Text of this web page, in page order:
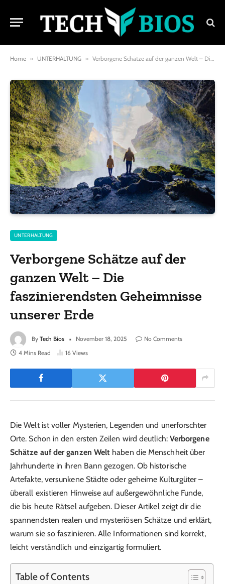
Home » UNTERHALTUNG » Verborgene Schätze auf der ganzen Welt – Die faszinierendsten Geheimnisse unserer Erde
UNTERHALTUNG
Verborgene Schätze auf der
ganzen Welt – Die
faszinierendsten Geheimnisse
unserer Erde
By Tech Bios November 18, 2025
No Comments
4 Mins Read
16 Views
Die Welt ist voller Mysterien, Legenden und unerforschter
Orte. Schon in den ersten Zeilen wird deutlich: Verborgene
Schätze auf der ganzen Welt haben die Menschheit über
Jahrhunderte in ihren Bann gezogen. Ob historische
Artefakte, versunkene Städte oder geheime Kulturgüter –
überall existieren Hinweise auf außergewöhnliche Funde,
die bis heute Rätsel aufgeben. Dieser Artikel zeigt dir die
spannendsten realen und mysteriösen Schätze und erklärt,
warum sie so faszinieren. Alle Informationen sind korrekt,
leicht verständlich und einzigartig formuliert.
Table of Contents